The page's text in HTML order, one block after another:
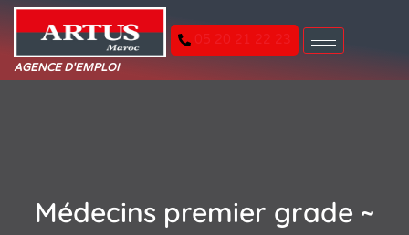
AGENCE D'EMPLOI
05 20 21 22 23
Médecins premier grade ~